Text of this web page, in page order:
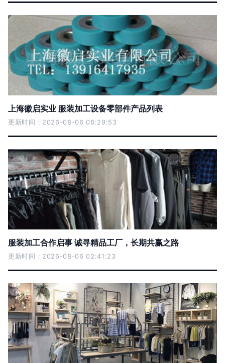
上海徽启实业 服装加工设备零部件产品列表
更新时间：2026-08-06 08:29:53
服装加工合作启事 诚寻精品工厂，长期共赢之路
更新时间：2026-08-06 02:41:23